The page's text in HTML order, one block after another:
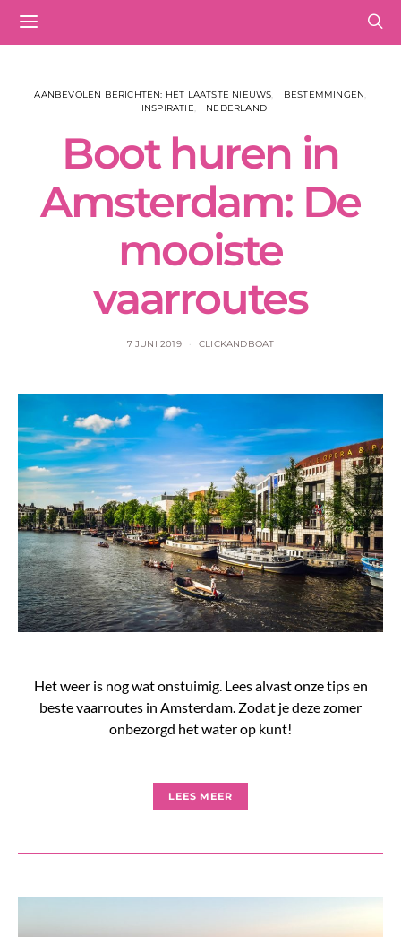
AANBEVOLEN BERICHTEN: HET LAATSTE NIEUWS
BESTEMMINGEN
INSPIRATIE
NEDERLAND
Boot huren in
Amsterdam: De
mooiste
vaarroutes
7 JUNI 2019 CLICKANDBOAT
Het weer is nog wat onstuimig. Lees alvast onze tips en
beste vaarroutes in Amsterdam. Zodat je deze zomer
onbezorgd het water op kunt!
LEES MEER